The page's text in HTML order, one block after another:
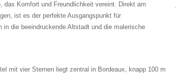
das Komfort und Freundlichkeit vereint. Direkt am
ist es der perfekte Ausgangspunkt für
in die beeindruckende Altstadt und die malerische
mit vier Sternen liegt zentral in Bordeaux, knapp 100 m